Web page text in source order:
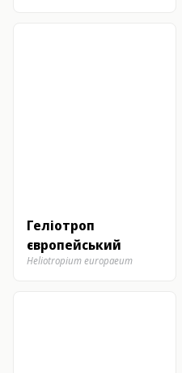
Геліотроп
європейський
Heliotropium europaeum